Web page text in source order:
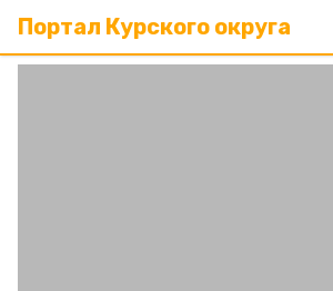
Портал Курского округа